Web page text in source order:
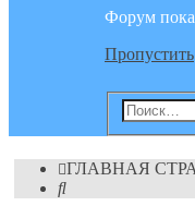
Форум
Пропустить
ГЛАВНАЯ
Поиск